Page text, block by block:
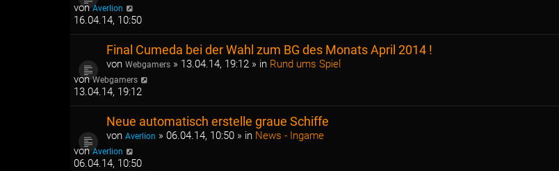
vonAverlion
16.04.14, 10:50
Final Cumeda bei der Wahl zum BG des Monats April 2014 !
von Webgamers » 13.04.14, 19:12 » in Rund ums Spiel
vonWebgamers
13.04.14, 19:12
Neue automatisch erstelle graue Schiffe
von Averlion » 06.04.14, 10:50 » in News - Ingame
vonAverlion
06.04.14, 10:50